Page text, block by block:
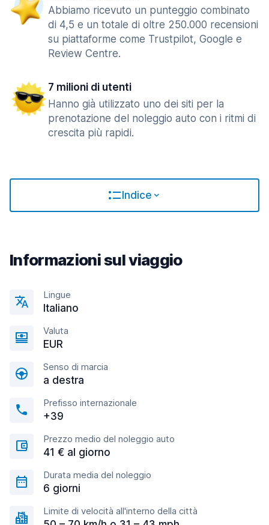
Abbiamo ricevuto un punteggio combinato
di 4,5 e un totale di oltre 250.000 recensioni
su piattaforme come Trustpilot, Google e
Review Centre.
7 milioni di utenti
Hanno già utilizzato uno dei siti per la
prenotazione del noleggio auto con i ritmi di
crescita più rapidi.
Indice
Informazioni sul viaggio
Lingue
Italiano
Valuta
EUR
Senso di marcia
a destra
Prefisso internazionale
+39
Prezzo medio del noleggio auto
41 € al giorno
Durata media del noleggio
6 giorni
Limite di velocità all'interno della città